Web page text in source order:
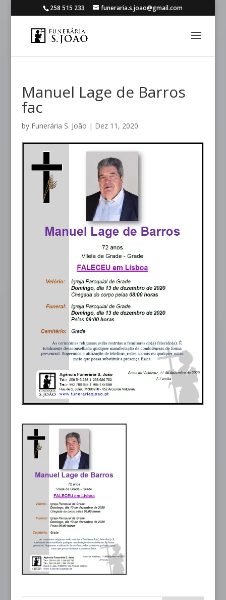
258 515 233 funeraria.s.joao@gmail.com
Manuel Lage de Barros
fac
by Funerária S. João | Dez 11, 2020